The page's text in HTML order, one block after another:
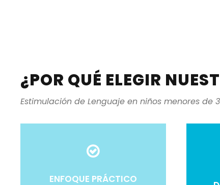
¿POR QUÉ ELEGIR
Estimulación de Lenguaje en niños menores de
ENFOQUE PRÁCTICO